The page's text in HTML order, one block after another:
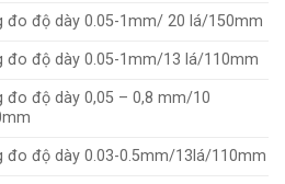
đo độ dày 0.05-1mm/ 20 lá/150mm
đo độ dày 0.05-1mm/13 lá/110mm
đo độ dày 0,05 – 0,8 mm/10
đo độ dày 0.03-0.5mm/13lá/110mm